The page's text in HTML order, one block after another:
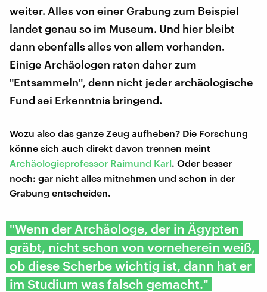
weiter. Alles von einer Grabung zum Beispiel
landet genau so im Museum. Und hier bleibt
dann ebenfalls alles von allem vorhanden.
Einige Archäologen raten daher zum
"Entsammeln", denn nicht jeder archäologische
Fund sei Erkenntnis bringend.
Wozu also das ganze Zeug aufheben? Die Forschung
könne sich auch direkt davon trennen meint
Archäologieprofessor Raimund Karl. Oder besser
noch: gar nicht alles mitnehmen und schon in der
Grabung entscheiden.
"Wenn der Archäologe, der in Ägypten
gräbt, nicht schon von vorneherein weiß,
ob diese Scherbe wichtig ist, dann hat er
im Studium was falsch gemacht."